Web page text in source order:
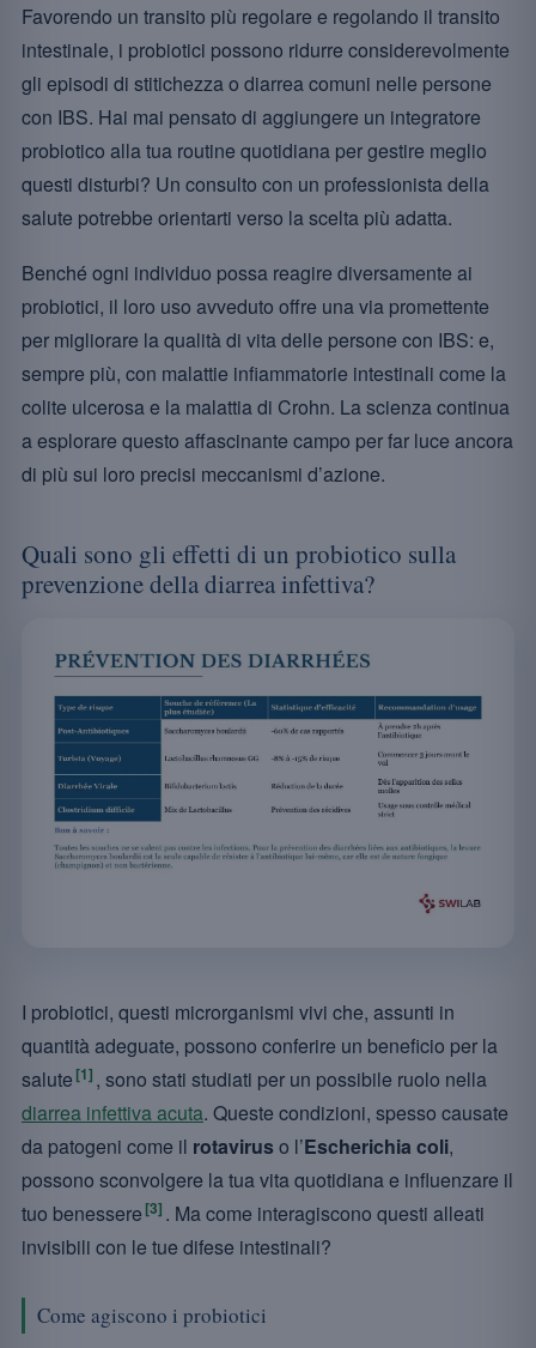
Favorendo un transito più regolare e regolando il transito
intestinale, i probiotici possono ridurre considerevolmente
gli episodi di stitichezza o diarrea comuni nelle persone
con IBS. Hai mai pensato di aggiungere un integratore
probiotico alla tua routine quotidiana per gestire meglio
questi disturbi? Un consulto con un professionista della
salute potrebbe orientarti verso la scelta più adatta.
Benché ogni individuo possa reagire diversamente ai
probiotici, il loro uso avveduto offre una via promettente
per migliorare la qualità di vita delle persone con IBS: e,
sempre più, con malattie infiammatorie intestinali come la
colite ulcerosa e la malattia di Crohn. La scienza continua
a esplorare questo affascinante campo per far luce ancora
di più sui loro precisi meccanismi d’azione.
Quali sono gli effetti di un probiotico sulla
prevenzione della diarrea infettiva?
I probiotici, questi microrganismi vivi che, assunti in
quantità adeguate, possono conferire un beneficio per la
salute [1] , sono stati studiati per un possibile ruolo nella
diarrea infettiva acuta. Queste condizioni, spesso causate
da patogeni come il rotaviruso l’Escherichia coli,
possono sconvolgere la tua vita quotidiana e influenzare il
tuo benessere [3] . Ma come interagiscono questi alleati
invisibili con le tue difese intestinali?
Come agiscono i probiotici